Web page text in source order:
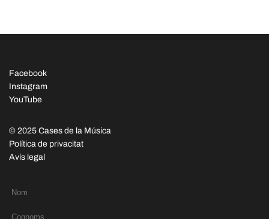
Facebook
Instagram
YouTube
© 2025 Cases de la Música
Política de privacitat
Avís legal